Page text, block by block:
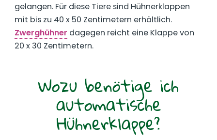
gelangen. Für diese Tiere sind Hühnerklappen
mit bis zu 40 x 50 Zentimetern erhältlich.
Zwerghühner dagegen reicht eine Klappe von
20 x 30 Zentimetern.
Wozu benötige ich
automatische
Hühnerklappe?